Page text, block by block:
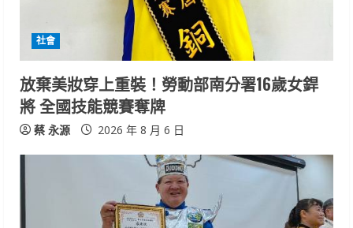
n
g
社會
放棄美妝穿上重裝！勞動部南分署16歲女銲
將 全國技能競賽奪牌
蔡 永源 2026 年 8 月 6 日